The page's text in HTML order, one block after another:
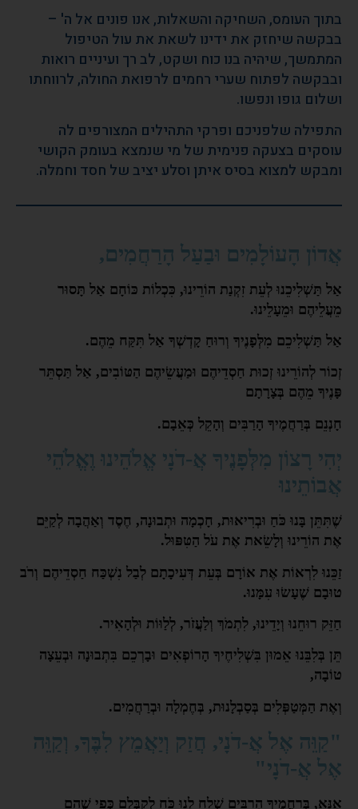
בתוך העומס, השחיקה והשאלות, אנו פונים אל ה' –
בבקשה שיחזק את ידינו לשאת את עול הטיפול
המתמשך, שיהיה בנו כוח ושקט, לב רך ועיניים רואות
ובבקשה לפתוח שערי רחמים לרפואת החולה, לרווחתו
ושלום גופו ונפשו.
התפילה שלפניכם ופרקי התהילים המצורפים לה
עוסקים בצעקה פנימית של מי שנמצא בעומק הקושי
ומבקש למצוא בסיס איתן וסלע יציב של חסד וחמלה.
אֲדוֹן הָעוֹלָמִים וּבַעַל הָרַחֲמִים,
אַל תַּשְׁלִיכֵנוּ לְעֵת זִקְנַת הוֹרֵינוּ, כִּכְלוֹת כּוֹחָם אַל תָּסוּר
מֵעֲלֵיהֶם וּמֵעָלֵינוּ.
אַל תַּשְׁלִיכֵם מִלְּפָנֶיךָ וְרוּחַ קָדְשְׁךָ אַל תִּקַּח מֵהֶם.
זְכוֹר לְהוֹרֵינוּ זְכוּת חַסְדֵיהֶם וּמַעֲשֵׂיהֶם הַטּוֹבִים, אַל תַּסְתֵּר
פָּנֶיךָ מֵהֶם בְּצָרָתָם
חָנְנֵם בְּרַחֲמֶיךָ הָרַבִּים וְהָקֵל כְּאֵבָם.
יְהִי רָצוֹן מִלְּפָנֶיךָ אֲ-דֹנָי אֱלֹהֵינוּ וֶאֱלֹהֵי
אֲבוֹתֵינוּ
שֶׁתִּתֵּן בָּנוּ כֹּחַ וּבְרִיאוּת, חָכְמָה וּתְבוּנָה, חֶסֶד וְאַהֲבָה לְקַיֵּם
אֶת הוֹרֵינוּ וְלָשֵׂאת אֶת עֹל הַטִּפּוּל.
זַכֵּנוּ לִרְאוֹת אֶת אוֹרָם בְּעֵת דְּעִיכָתָם לְבַל נִשְׁכַּח חַסְדֵיהֶם וְרֹב
טוּבָם שֶׁעָשׂוּ עִמָּנוּ.
חַזֵּק רוּחֵנוּ וְיָדֵינוּ, לִתְמֹךְ וְלַעֲזֹר, לְלַוּוֹת וּלְהָאִיר.
תֵּן בְּלִבֵּנוּ אֵמוּן בִּשְׁלִיחֶיךָ הָרוֹפְאִים וּבָרְכֵם בִּתְבוּנָה וּבְעֵצָה
טוֹבָה,
וְאֶת הַמְּטַפְּלִים בְּסַבְלָנוּת, בְּחֶמְלָה וּבְרַחֲמִים.
"קַוֵּה אֶל אֲ-דֹנָי, חֲזַק וְיַאֲמֵץ לִבֶּךָ, וְקַוֵּה
אֶל אֲ-דֹנָי"
אָנָּא, בְּרַחֲמֶיךָ הָרַבִּים שְׁלַח לָנוּ כֹּחַ לְקַבְּלָם כְּפִי שֶׁהֵם